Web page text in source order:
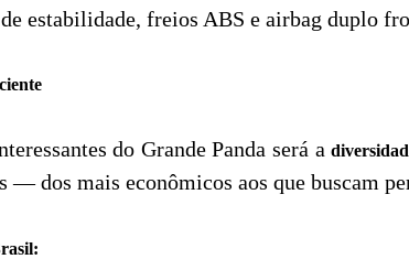
estabilidade, freios ABS e airbag duplo
do Grande Panda será a
— dos mais econômicos aos que buscam